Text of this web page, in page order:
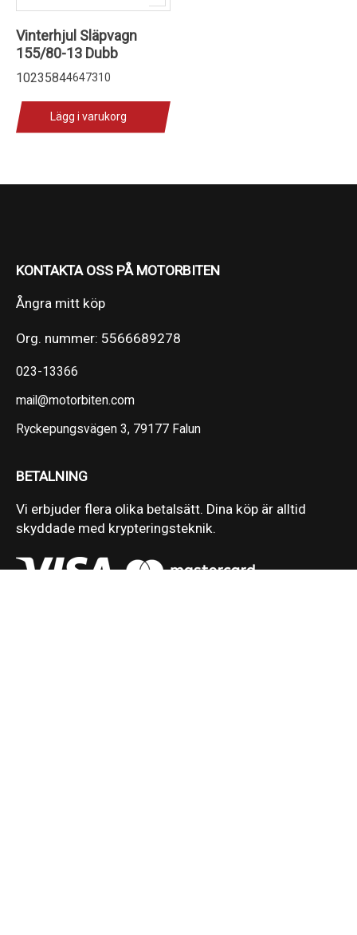
Vinterhjul Släpvagn
155/80-13 Dubb
10235844647310
Lägg i varukorg
KONTAKTA OSS PÅ MOTORBITEN
Ångra mitt köp
Org. nummer: 5566689278
023-13366
mail@motorbiten.com
Ryckepungsvägen 3, 79177 Falun
BETALNING
Vi erbjuder flera olika betalsätt. Dina köp är alltid
skyddade med krypteringsteknik.